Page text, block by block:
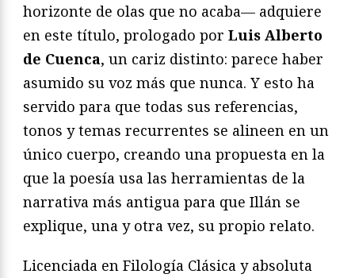
horizonte de olas que no acaba— adquiere
en este título, prologado por Luis Alberto
de Cuenca, un cariz distinto: parece haber
asumido su voz más que nunca. Y esto ha
servido para que todas sus referencias,
tonos y temas recurrentes se alineen en un
único cuerpo, creando una propuesta en la
que la poesía usa las herramientas de la
narrativa más antigua para que Illán se
explique, una y otra vez, su propio relato.
Licenciada en Filología Clásica y absoluta